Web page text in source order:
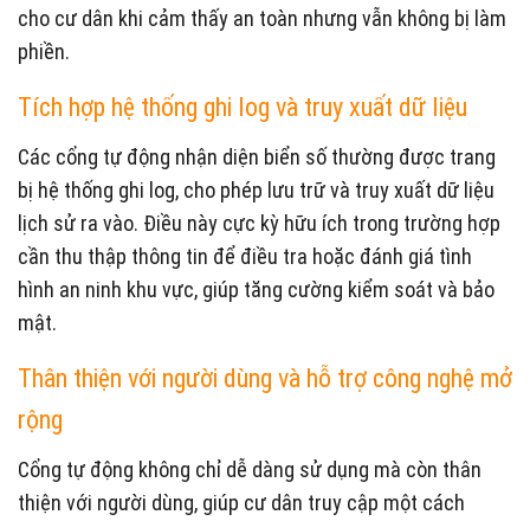
cho cư dân khi cảm thấy an toàn nhưng vẫn không bị làm
phiền.
Tích hợp hệ thống ghi log và truy xuất dữ liệu
Các cổng tự động nhận diện biển số thường được trang
bị hệ thống ghi log, cho phép lưu trữ và truy xuất dữ liệu
lịch sử ra vào. Điều này cực kỳ hữu ích trong trường hợp
cần thu thập thông tin để điều tra hoặc đánh giá tình
hình an ninh khu vực, giúp tăng cường kiểm soát và bảo
mật.
Thân thiện với người dùng và hỗ trợ công nghệ mở
rộng
Cổng tự động không chỉ dễ dàng sử dụng mà còn thân
thiện với người dùng, giúp cư dân truy cập một cách